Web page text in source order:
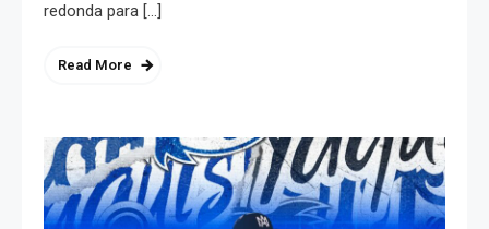
redonda para […]
Read More